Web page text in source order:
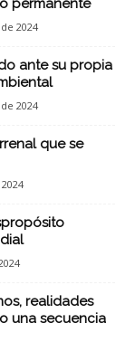
permanente
2024
ante su propia
2024
que se
realidades
una secuencia